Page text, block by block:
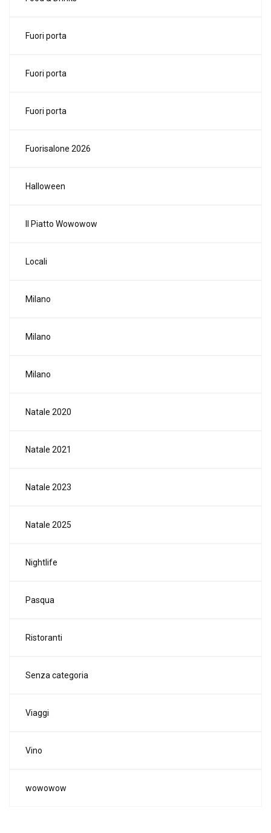
Fuori porta
Fuori porta
Fuori porta
Fuorisalone 2026
Halloween
Il Piatto Wowowow
Locali
Milano
Milano
Milano
Natale 2020
Natale 2021
Natale 2023
Natale 2025
Nightlife
Pasqua
Ristoranti
Senza categoria
Viaggi
Vino
wowowow